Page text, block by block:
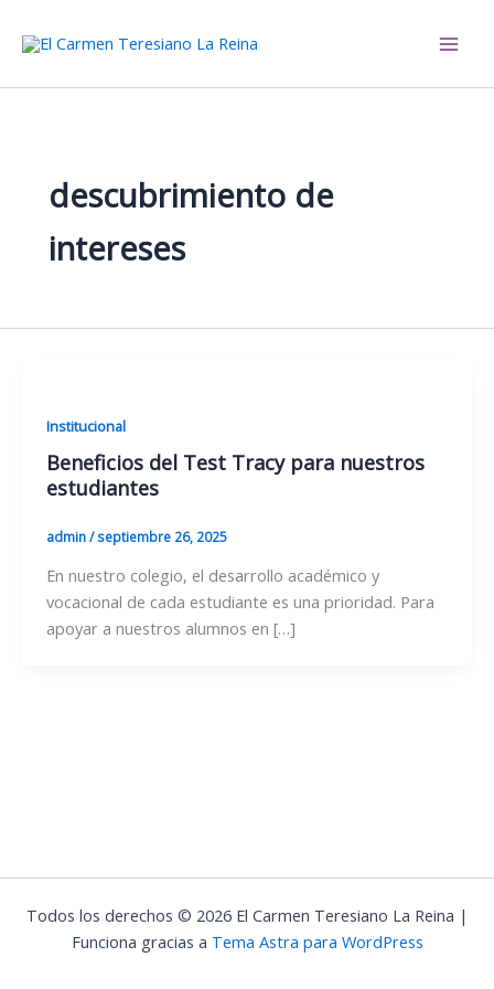
descubrimiento de
intereses
Institucional
Beneficios del Test Tracy para nuestros
estudiantes
admin/septiembre 26, 2025
En nuestro colegio, el desarrollo académico y
vocacional de cada estudiante es una prioridad. Para
apoyar a nuestros alumnos en […]
Todos los derechos © 2026 El Carmen Teresiano La Reina |
Funciona gracias a Tema Astra para WordPress